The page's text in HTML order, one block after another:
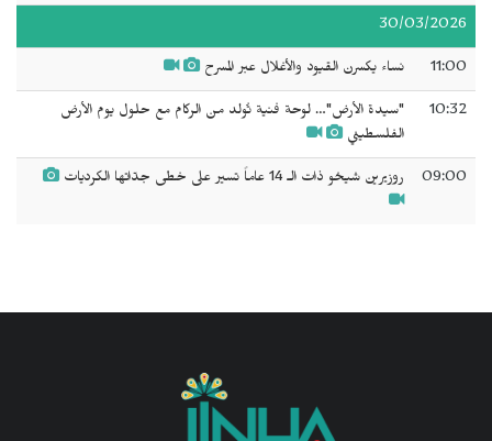
30/03/2026
11:00 نساء يكسرن القيود والأغلال عبر المسرح
10:32
"سيدة الأرض"… لوحة فنية تُولد من الركام مع حلول يوم الأرض
الفلسطيني
09:00 روزيرين شيخو ذات الـ 14 عاماً تسير على خطى جدّاتها الكرديات